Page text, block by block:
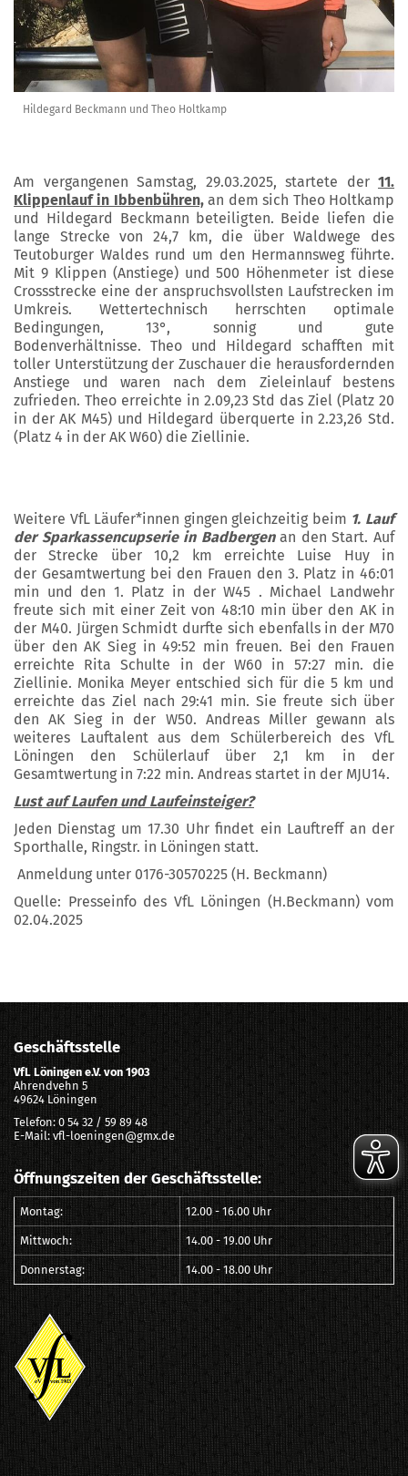
Hildegard Beckmann und Theo Holtkamp
Am vergangenen Samstag, 29.03.2025, startete der 11.
Klippenlauf in Ibbenbühren,an dem sich Theo Holtkamp
und Hildegard Beckmann beteiligten. Beide liefen die
lange Strecke von 24,7 km, die über Waldwege des
Teutoburger Waldes rund um den Hermannsweg führte.
Mit 9 Klippen (Anstiege) und 500 Höhenmeter ist diese
Crossstrecke eine der anspruchsvollsten Laufstrecken im
Umkreis. Wettertechnisch herrschten optimale
Bedingungen, 13°, sonnig und gute
Bodenverhältnisse. Theo und Hildegard schafften mit
toller Unterstützung der Zuschauer die herausfordernden
Anstiege und waren nach dem Zieleinlauf bestens
zufrieden. Theo erreichte in 2.09,23 Std das Ziel (Platz 20
in der AK M45) und Hildegard überquerte in 2.23,26 Std.
(Platz 4 in der AK W60) die Ziellinie.
Weitere VfL Läufer*innen gingen gleichzeitig beim 1. Lauf
der Sparkassencupserie in Badbergenan den Start. Auf
der Strecke über 10,2 km erreichte Luise Huy in
der Gesamtwertung bei den Frauen den 3. Platz in 46:01
min und den 1. Platz in der W45 . Michael Landwehr
freute sich mit einer Zeit von 48:10 min über den AK in
der M40. Jürgen Schmidt durfte sich ebenfalls in der M70
über den AK Sieg in 49:52 min freuen. Bei den Frauen
erreichte Rita Schulte in der W60 in 57:27 min. die
Ziellinie. Monika Meyer entschied sich für die 5 km und
erreichte das Ziel nach 29:41 min. Sie freute sich über
den AK Sieg in der W50. Andreas Miller gewann als
weiteres Lauftalent aus dem Schülerbereich des VfL
Löningen den Schülerlauf über 2,1 km in der
Gesamtwertung in 7:22 min. Andreas startet in der MJU14.
Lust auf Laufen und Laufeinsteiger?
Jeden Dienstag um 17.30 Uhr findet ein Lauftreff an der
Sporthalle, Ringstr. in Löningen statt.
Anmeldung unter 0176-30570225 (H. Beckmann)
Quelle: Presseinfo des VfL Löningen (H.Beckmann) vom
02.04.2025
Geschäftsstelle
VfL Löningen e.V. von 1903
Ahrendvehn 5
49624 Löningen
Telefon: 0 54 32 / 59 89 48
E-Mail: vfl-loeningen@gmx.de
Öffnungszeiten der Geschäftsstelle:
Montag: 12.00 - 16.00 Uhr
Mittwoch: 14.00 - 19.00 Uhr
Donnerstag: 14.00 - 18.00 Uhr